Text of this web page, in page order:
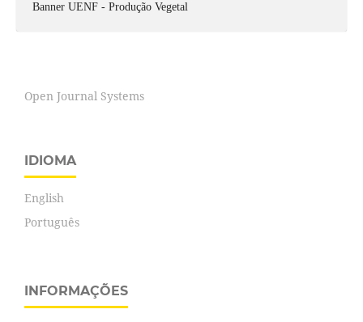
Banner UENF - Produção Vegetal
Open Journal Systems
IDIOMA
English
Português
INFORMAÇÕES